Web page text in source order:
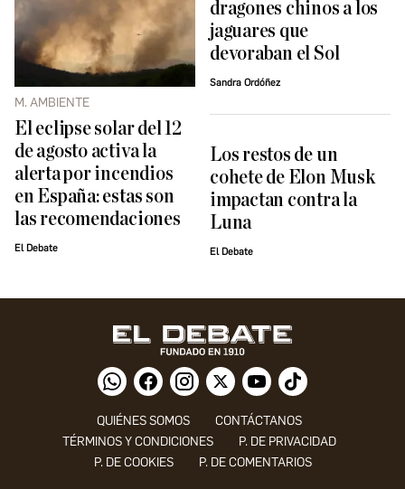
M. AMBIENTE
El eclipse solar del 12
de agosto activa la
alerta por incendios
en España: estas son
las recomendaciones
El Debate
dragones chinos a los
jaguares que
devoraban el Sol
Sandra Ordóñez
Los restos de un
cohete de Elon Musk
impactan contra la
Luna
El Debate
QUIÉNES SOMOS
CONTÁCTANOS
TÉRMINOS Y CONDICIONES
P. DE PRIVACIDAD
P. DE COOKIES
P. DE COMENTARIOS